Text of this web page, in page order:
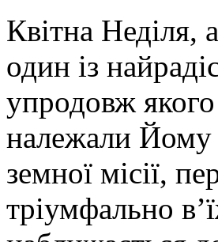
Квітна Неділя,
один із
упродовж
належали Йому
земної місії,
тріумфально